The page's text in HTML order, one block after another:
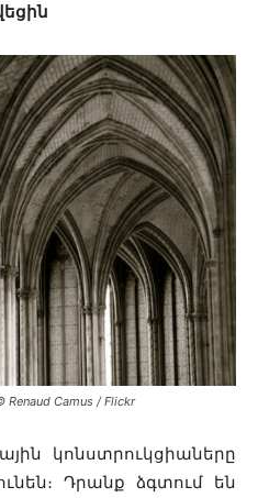
Camus / Flickr
կոնստրուկցիաները
Դրանք ձգտում են